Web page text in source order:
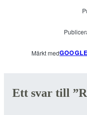
Märkt med
Ett svar till